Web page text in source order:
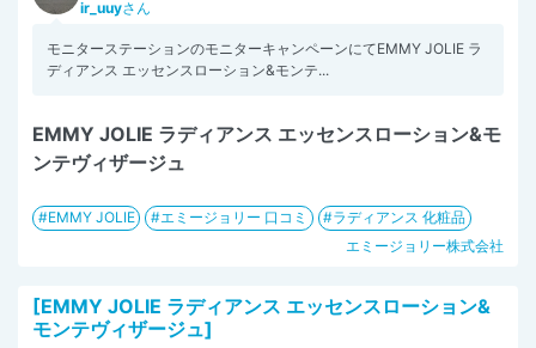
ir_uuyさん
モニターステーションのモニターキャンペーンにてEMMY JOLIE ラ
ディアンス エッセンスローション&モンテ...
EMMY JOLIE ラディアンス エッセンスローション&モ
ンテヴィザージュ
EMMY JOLIE エミージョリー 口コミ
ラディアンス 化粧品
エミージョリー株式会社
[EMMY JOLIE ラディアンス エッセンスローション&
モンテヴィザージュ]